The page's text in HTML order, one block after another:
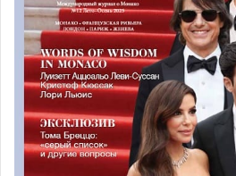
отражено в диалоге с
современных художников, в
Олафура Элиассона, Ричарда
Кэти Патерсон, Марка Ротко и
Князь на Monaco
Challenge